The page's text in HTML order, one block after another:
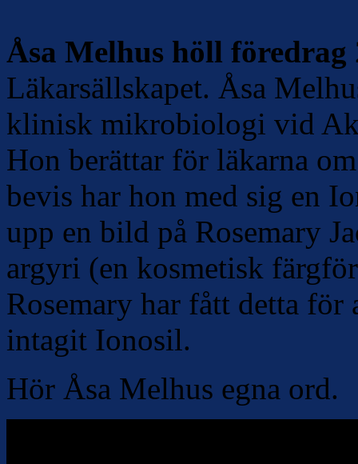
Åsa Melhus höll föredrag
Läkarsällskapet. Åsa
klinisk mikrobiologi vid
Hon berättar för läkarna
bevis har hon med sig en
upp en bild på Rosemary
argyri (en kosmetisk
Rosemary har fått detta för
intagit Ionosil.
Hör Åsa Melhus egna ord.